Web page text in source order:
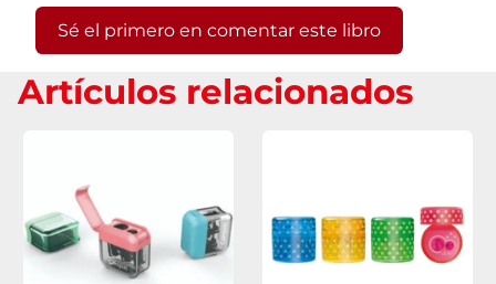
Sé el primero en comentar este libro
Artículos relacionados